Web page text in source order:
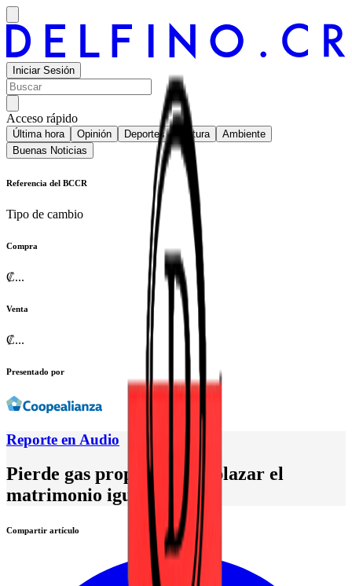
Iniciar Sesión
Acceso rápido
Última hora Opinión Deportes Cultura
Ambiente
Buenas Noticias
Referencia del BCCR
Tipo de cambio
Compra
₡...
Venta
₡...
Presentado por
Reporte en Audio
Pierde gas propuesta de aplazar el
matrimonio igualitario
Compartir artículo